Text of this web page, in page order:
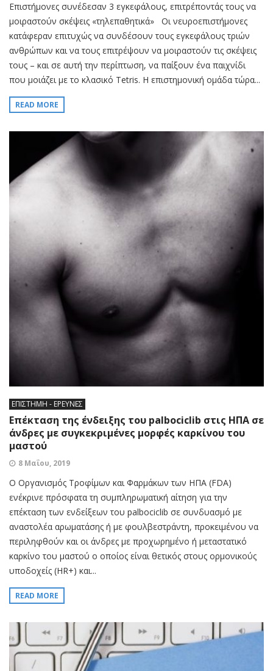
Επιστήμονες συνέδεσαν 3 εγκεφάλους, επιτρέποντάς τους να
μοιραστούν σκέψεις «τηλεπαθητικά» Οι νευροεπιστήμονες
κατάφεραν επιτυχώς να συνδέσουν τους εγκεφάλους τριών
ανθρώπων και να τους επιτρέψουν να μοιραστούν τις σκέψεις
τους – και σε αυτή την περίπτωση, να παίξουν ένα παιχνίδι
που μοιάζει με το κλασικό Tetris. Η επιστημονική ομάδα τώρα...
READ MORE
ΕΠΙΣΤΗΜΗ - ΕΡΕΥΝΕΣ
Επέκταση της ένδειξης του palbociclib στις ΗΠΑ σε
άνδρες με συγκεκριμένες μορφές καρκίνου του
μαστού
8 Μαΐου, 2019
Ο Οργανισμός Τροφίμων και Φαρμάκων των ΗΠΑ (FDA)
ενέκρινε πρόσφατα τη συμπληρωματική αίτηση για την
επέκταση των ενδείξεων του palbociclib σε συνδυασμό με
αναστολέα αρωματάσης ή με φουλβεστράντη, προκειμένου να
περιληφθούν και οι άνδρες με προχωρημένο ή μεταστατικό
καρκίνο του μαστού ο οποίος είναι θετικός στους ορμονικούς
υποδοχείς (HR+) και...
READ MORE